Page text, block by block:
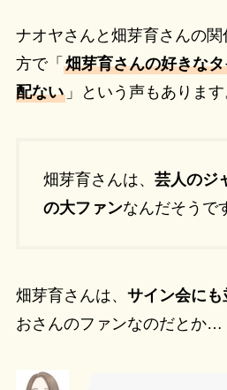
ナオヤさんと畑芽育さんの
方で「 畑芽育さんの好きな
配ない」という声もあります
畑芽育さんは、 芸人のジ
の大ファンなんだそうで
畑芽育さんは、 サイン会にも
おさんのファンなのだとか…